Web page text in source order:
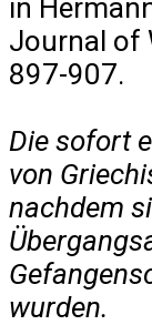
in
Journal of
897-907.
Die sofort
von
nachdem
wurden.